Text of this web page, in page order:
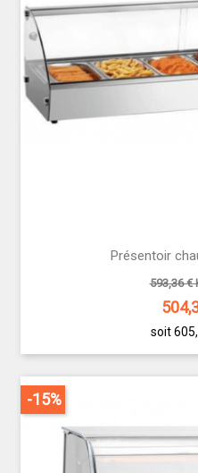
Présentoir
593,36 €
soit
-15%